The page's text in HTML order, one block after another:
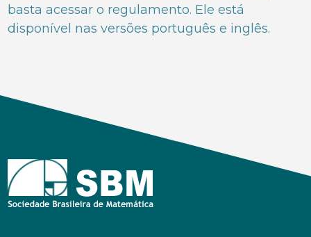
basta acessar o regulamento. Ele está
disponível nas versões português e inglês.